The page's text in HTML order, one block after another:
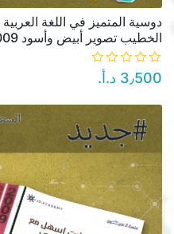
دوسية المتميز في اللغة
الخطيب تصوير أبيض وأسود 2009 السعر 3.50
3٫500 د.أ.‏